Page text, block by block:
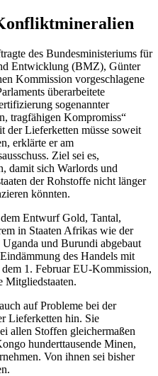
des Bundesministeriums für
Entwicklung (BMZ), Günter
Kommission vorgeschlagene
überarbeitete
sogenannter
tragfähigen Kompromiss“
der Lieferketten müsse soweit
erklärte er am
Ziel sei es,
damit sich Warlords und
der Rohstoffe nicht länger
könnten.
Entwurf Gold, Tantal,
in Staaten Afrikas wie der
und Burundi abgebaut
des Handels mit
1. Februar EU-Kommission,
Mitgliedstaaten.
auf Probleme bei der
Lieferketten hin. Sie
allen Stoffen gleichermaßen
hunderttausende Minen,
Von ihnen sei bisher